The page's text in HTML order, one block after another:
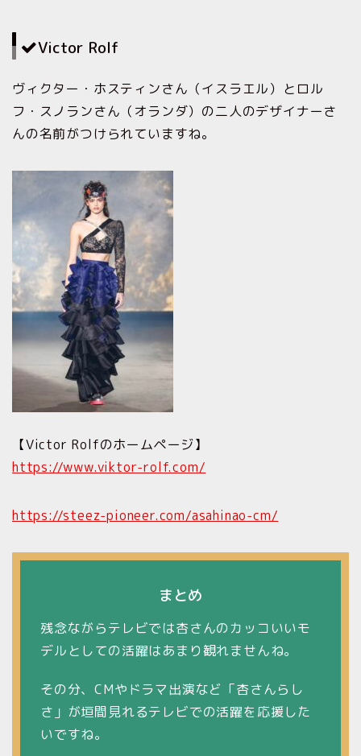
Victor Rolf
ヴィクター・ホスティンさん（イスラエル）とロル
フ・スノランさん（オランダ）の二人のデザイナーさ
んの名前がつけられていますね。
【Victor Rolfのホームページ】
https://www.viktor-rolf.com/
https://steez-pioneer.com/asahinao-cm/
まとめ
残念ながらテレビでは杏さんのカッコいいモ
デルとしての活躍はあまり観れませんね。
その分、CMやドラマ出演など「杏さんらし
さ」が垣間見れるテレビでの活躍を応援した
いですね。